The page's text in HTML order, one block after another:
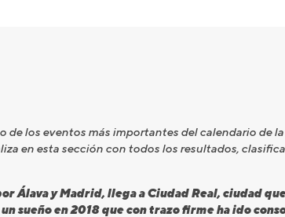
de los eventos más importantes del calendario de
en esta sección con todos los resultados,
Álava y Madrid, llega a Ciudad Real, ciudad
sueño en 2018 que con trazo firme ha ido